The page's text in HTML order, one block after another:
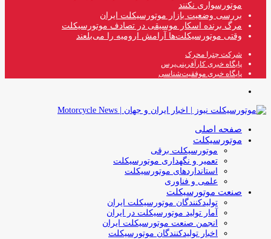
موتورسواری نکنند
بررسی وضعیت بازار موتورسیکلت ایران
مرگ برنده اسکار موسیقی در تصادف موتورسیکلت
وقتی موتورسیکلت‌ها آرامش ارومیه را می‌بلعند
شرکت چترا محرک
پایگاه خبری کارآفرینی‌پرس
پایگاه خبری موفقیت‌شناسی
صفحه اصلی
موتورسیکلت
موتورسیکلت برقی
تعمیر و نگهداری موتورسیکلت
استانداردهای موتورسیکلت
علمی و فناوری
صنعت موتورسیکلت
تولیدکنندگان موتورسیکلت ایران
آمار تولید موتورسیکلت در ایران
انجمن صنعت موتورسیکلت ایران
اخبار تولیدکنندگان موتورسیکلت